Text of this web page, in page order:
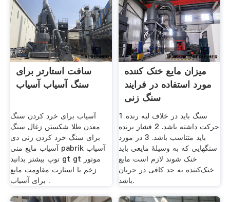
سافت استارتر برای
سنگ آسیاب آسیاب
آسیاب برای خرد کردن سنگ
معدن طلا شکستن زغال سنگ
برای سنگ خرد کردن زنی دی
آسیاب مایع منی pabrik آسیاب
توپ بیشتر بدانید gt gt موتور
زخم با استارت مقاومت مایع
برای آسیاب .
میزان مایع خنک کننده
مورد استفاده در فرایند
سنگ زنی
1 سنگ باید در خلاف لبه رنده
حرکت داشته باشد. 2 فشار برنده
باید متناسب باشد. 3 در مورد
سنگهایی که به وسیلهٔ مایعی باید
خنک شوند لازم است مایع
خنک‌کننده به حد کافی در جریان
باشد.